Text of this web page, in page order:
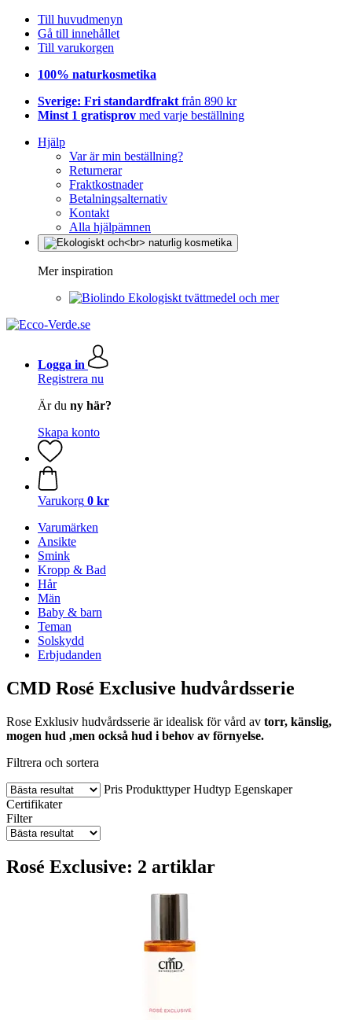
Till huvudmenyn
Gå till innehållet
Till varukorgen
100% naturkosmetika
Sverige: Fri standardfrakt från 890 kr
Minst 1 gratisprov med varje beställning
Hjälp
Var är min beställning?
Returnerar
Fraktkostnader
Betalningsalternativ
Kontakt
Alla hjälpämnen
Mer inspiration
Ekologiskt tvättmedel och mer
Logga in
Registrera nu
Är du ny här?
Skapa konto
Varukorg 0 kr
Varumärken
Ansikte
Smink
Kropp & Bad
Hår
Män
Baby & barn
Teman
Solskydd
Erbjudanden
CMD Rosé Exclusive hudvårdsserie
Rose Exklusiv hudvårdsserie är idealisk för vård av torr, känslig,
mogen hud ,men också hud i behov av förnyelse.
Filtrera och sortera
Pris Produkttyper Hudtyp Egenskaper
Certifikater
Filter
Rosé Exclusive: 2 artiklar